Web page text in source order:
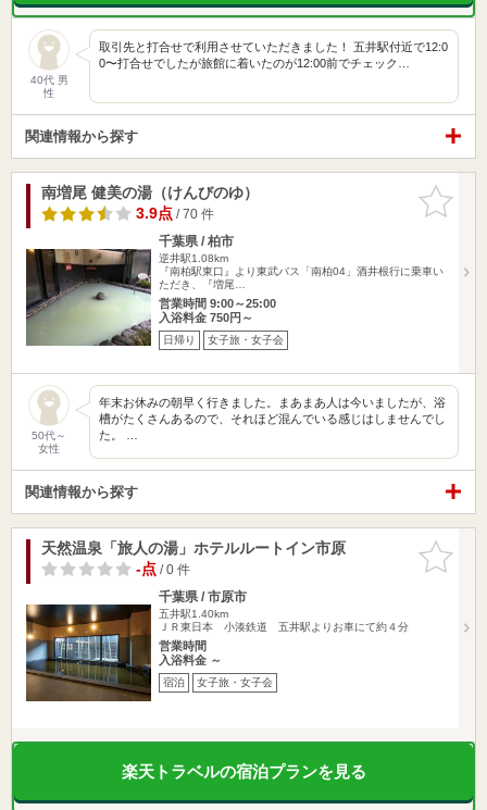
40代 男
性
取引先と打合せで利用させていただきました！ 五井駅付近で12:0
0〜打合せでしたが旅館に着いたのが12:00前でチェック…
関連情報から探す
お気に入
りに追加
南増尾 健美の湯（けんびのゆ）
3.9点/ 70 件
千葉県 / 柏市
逆井駅1.08km
『南柏駅東口』より東武バス「南柏04」酒井根行に乗車い
ただき、『増尾…
営業時間 9:00～25:00
入浴料金 750円～
日帰り 女子旅・女子会
50代～
女性
年末お休みの朝早く行きました。まあまあ人は今いましたが、浴
槽がたくさんあるので、それほど混んでいる感じはしませんでし
た。 …
関連情報から探す
お気に入
りに追加
天然温泉「旅人の湯」ホテルルートイン市原
-点/ 0 件
千葉県 / 市原市
五井駅1.40km
ＪＲ東日本 小湊鉄道 五井駅よりお車にて約４分
営業時間
入浴料金 ～
宿泊 女子旅・女子会
楽天トラベルの宿泊プランを見る